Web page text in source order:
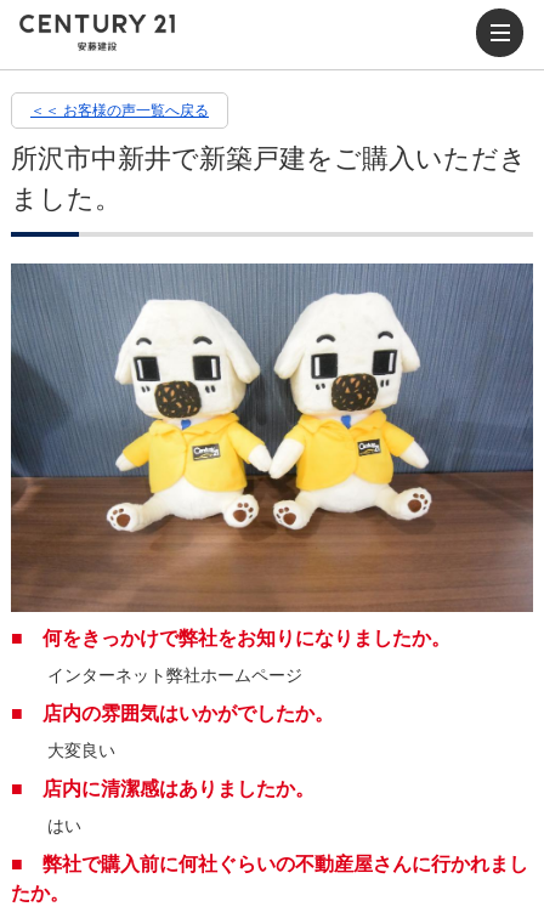
＜＜ お客様の声一覧へ戻る
所沢市中新井で新築戸建をご購入いただき
ました。
■ 何をきっかけで弊社をお知りになりましたか。
インターネット弊社ホームページ
■ 店内の雰囲気はいかがでしたか。
大変良い
■ 店内に清潔感はありましたか。
はい
■ 弊社で購入前に何社ぐらいの不動産屋さんに行かれまし
たか。